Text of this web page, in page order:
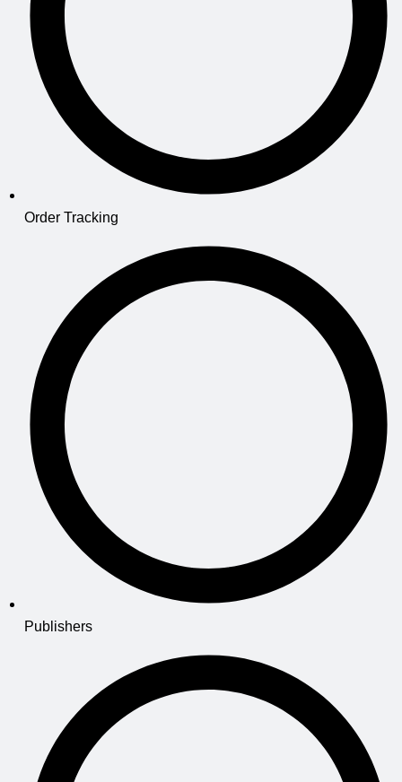
Order Tracking
Publishers